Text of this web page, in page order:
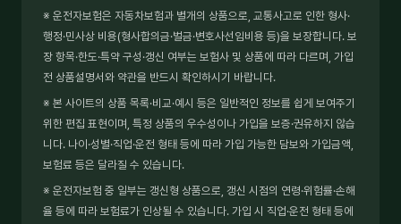
※ 운전자보험은 자동차보험과 별개의 상품으로, 교통사고로 인한 형사·
행정·민사상 비용(형사합의금·벌금·변호사선임비용 등)을 보장합니다. 보
장 항목·한도·특약 구성·갱신 여부는 보험사 및 상품에 따라 다르며, 가입
전 상품설명서와 약관을 반드시 확인하시기 바랍니다.
※ 본 사이트의 상품 목록·비교·예시 등은 일반적인 정보를 쉽게 보여주기
위한 편집 표현이며, 특정 상품의 우수성이나 가입을 보증·권유하지 않습
니다. 나이·성별·직업·운전 형태 등에 따라 가입 가능한 담보와 가입금액,
보험료 등은 달라질 수 있습니다.
※ 운전자보험 중 일부는 갱신형 상품으로, 갱신 시점의 연령·위험률·손해
율 등에 따라 보험료가 인상될 수 있습니다. 가입 시 직업·운전 형태 등에